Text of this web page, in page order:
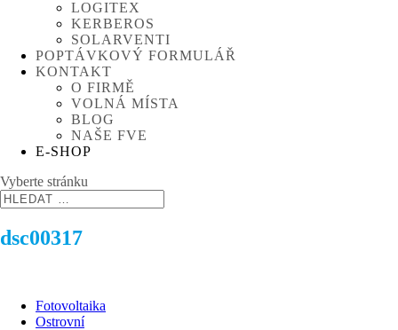
LOGITEX
KERBEROS
SOLARVENTI
POPTÁVKOVÝ FORMULÁŘ
KONTAKT
O FIRMĚ
VOLNÁ MÍSTA
BLOG
NAŠE FVE
E-SHOP
Vyberte stránku
dsc00317
Fotovoltaika
Ostrovní